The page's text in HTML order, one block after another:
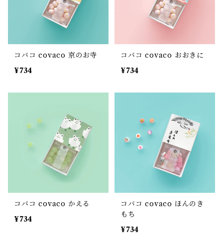
コバコ covaco 京のお寺
¥734
コバコ covaco おおきに
¥734
コバコ covaco かえる
¥734
コバコ covaco ほんのき
もち
¥734